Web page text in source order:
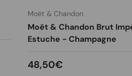
Moët & Chandon
Moët & Chandon Brut
Estuche - Champagne
Precio normal
48,50€